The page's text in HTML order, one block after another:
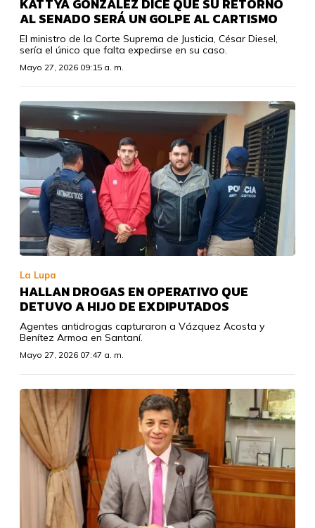
KATTYA GONZÁLEZ DICE QUE SU RETORNO
AL SENADO SERÁ UN GOLPE AL CARTISMO
El ministro de la Corte Suprema de Justicia, César Diesel,
sería el único que falta expedirse en su caso.
Mayo 27, 2026 09:15 a. m.
La Lupa
HALLAN DROGAS EN OPERATIVO QUE
DETUVO A HIJO DE EXDIPUTADOS
Agentes antidrogas capturaron a Vázquez Acosta y
Benítez Armoa en Santaní.
Mayo 27, 2026 07:47 a. m.